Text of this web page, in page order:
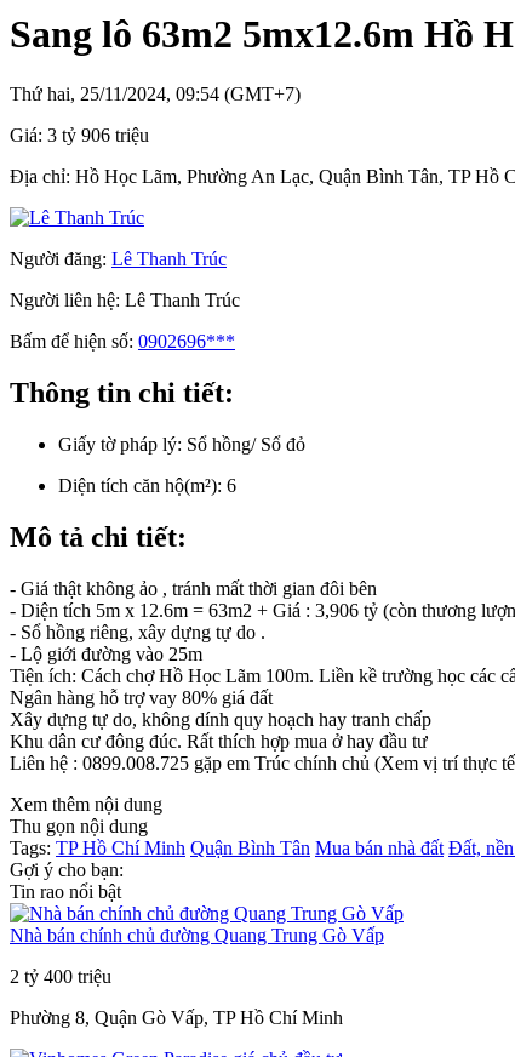
Sang lô 63m2 5mx12.6m Hồ
Thứ hai, 25/11/2024, 09:54 (GMT+7)
Giá: 3 tỷ 906 triệu
Địa chỉ: Hồ Học Lãm, Phường An Lạc, Quận Bình Tân, TP Hồ
Người đăng: Lê Thanh Trúc
Người liên hệ: Lê Thanh Trúc
Bấm để hiện số: 0902696***
Thông tin chi tiết:
Giấy tờ pháp lý: Sổ hồng/ Sổ đỏ
Diện tích căn hộ(m²): 6
Mô tả chi tiết:
- Giá thật không ảo , tránh mất thời gian đôi bên
- Diện tích 5m x 12.6m = 63m2 + Giá : 3,906 tỷ (còn thương
- Sổ hồng riêng, xây dựng tự do .
- Lộ giới đường vào 25m
Tiện ích: Cách chợ Hồ Học Lãm 100m. Liền kề trường học các
Ngân hàng hỗ trợ vay 80% giá đất
Xây dựng tự do, không dính quy hoạch hay tranh chấp
Khu dân cư đông đúc. Rất thích hợp mua ở hay đầu tư
Liên hệ : 0899.008.725 gặp em Trúc chính chủ (Xem vị trí thực
Xem thêm nội dung
Thu gọn nội dung
Tags: TP Hồ Chí Minh Quận Bình Tân Mua bán nhà đất Đất,
Gợi ý cho bạn:
Tin rao nổi bật
Nhà bán chính chủ đường Quang Trung Gò Vấp
2 tỷ 400 triệu
Phường 8, Quận Gò Vấp, TP Hồ Chí Minh